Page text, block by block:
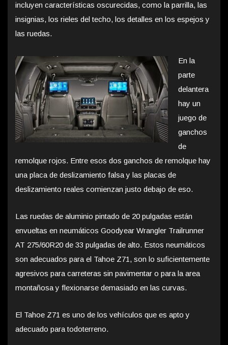
incluyen características oscurecidas, como la parrilla, las
insignias, los rieles del techo, los detalles en los espejos y
las ruedas.
En la
parte
delantera
hay un
juego de
ganchos
de
remolque rojos. Entre esos dos ganchos de remolque hay
una placa de deslizamiento falsa y las placas de
deslizamiento reales comienzan justo debajo de eso.
Las ruedas de aluminio pintado de 20 pulgadas están
envueltas en neumáticos Goodyear Wrangler Trailrunner
AT 275/60R20 de 33 pulgadas de alto. Estos neumáticos
son adecuados para el Tahoe Z71, son lo suficientemente
agresivos para carreteras sin pavimentar o para la area
montañosa y flexionarse demasiado en las curvas.
El Tahoe Z71 es uno de los vehículos que es apto y
adecuado para todoterreno.